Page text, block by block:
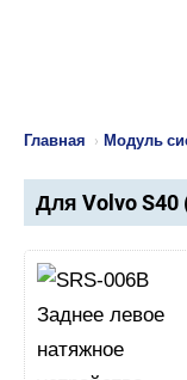
Главная › Модуль
Для Volvo S40